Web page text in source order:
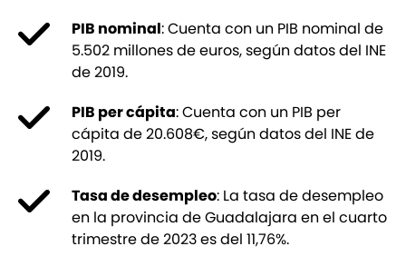
PIB nominal: Cuenta con un PIB nominal de
5.502 millones de euros, según datos del INE
de 2019.
PIB per cápita: Cuenta con un PIB per
cápita de 20.608€, según datos del INE de
2019.
Tasa de desempleo: La tasa de desempleo
en la provincia de Guadalajara en el cuarto
trimestre de 2023 es del 11,76%.